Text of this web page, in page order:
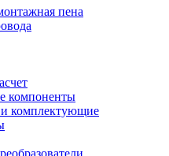
пена
компоненты
комплектующие